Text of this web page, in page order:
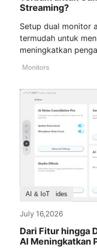
Streaming?
Setup dual monitor
termudah untuk
meningkatkan
Monitors
Buying Guides
AI & IoT
July 16,2026
Dari Fitur hingga
AI Meningkatkan